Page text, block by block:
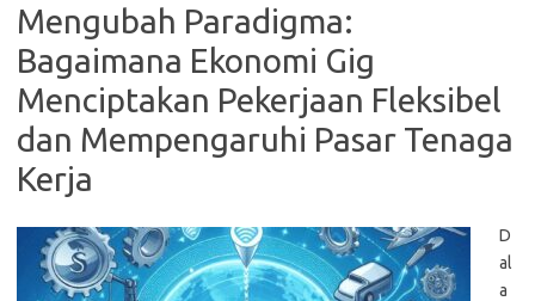
Mengubah Paradigma:
Bagaimana Ekonomi Gig
Menciptakan Pekerjaan Fleksibel
dan Mempengaruhi Pasar Tenaga
Kerja
D
al
a